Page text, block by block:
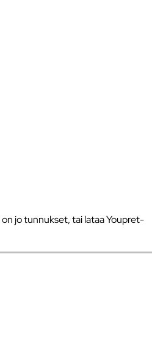
jo tunnukset, tai lataa Youpret-